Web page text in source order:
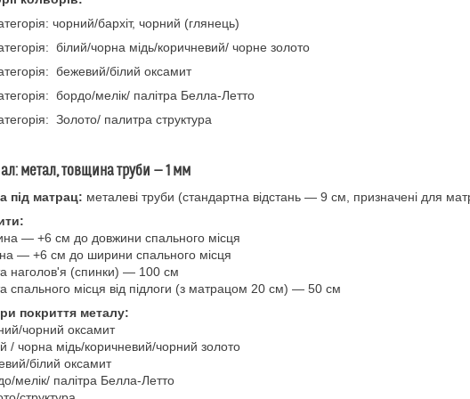
чорний/бархіт, чорний (глянець)
білий/чорна мідь/коричневий/ чорне золото
бежевий/білий оксамит
бордо/мелік/ палітра Белла-Летто
Золото/ палитра структура
метал, товщина труби — 1 мм
під матрац: металеві труби (стандартна відстань — 9 см, призначені для
— +6 см до довжини спального місця
— +6 см до ширини спального місця
наголов'я (спинки) — 100 см
спального місця від підлоги (з матрацом 20 см) — 50 см
покриття металу:
чорний оксамит
/ чорна мідь/коричневий/чорний золото
білий оксамит
мелік/ палітра Белла-Летто